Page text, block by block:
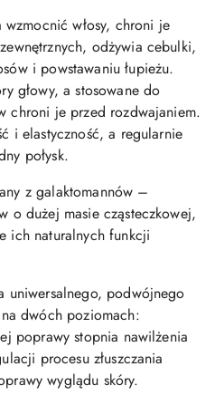
włosy, chroni je
odżywia cebulki,
i powstawaniu łupieżu.
głowy, a stosowane do
chroni je przed rozdwajaniem.
i elastyczność, a regularnie
połysk.
z galaktomannów –
o dużej masie cząsteczkowej,
ich naturalnych funkcji
uniwersalnego, podwójnego
dwóch poziomach:
poprawy stopnia nawilżenia
procesu złuszczania
wyglądu skóry.